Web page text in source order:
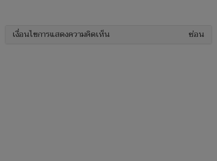
เงื่อนไขการแสดงความคิดเห็น ซ่อน